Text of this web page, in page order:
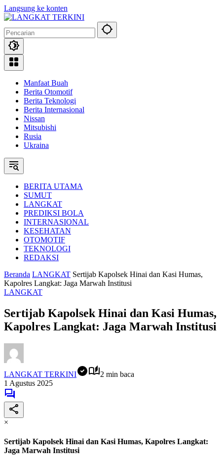
Langsung ke konten
Manfaat Buah
Berita Otomotif
Berita Teknologi
Berita Internasional
Nissan
Mitsubishi
Rusia
Ukraina
BERITA UTAMA
SUMUT
LANGKAT
PREDIKSI BOLA
INTERNASIONAL
KESEHATAN
OTOMOTIF
TEKNOLOGI
REDAKSI
Beranda LANGKAT Sertijab Kapolsek Hinai dan Kasi Humas,
Kapolres Langkat: Jaga Marwah Institusi
LANGKAT
Sertijab Kapolsek Hinai dan Kasi Humas,
Kapolres Langkat: Jaga Marwah Institusi
LANGKAT TERKINI
2 min baca
1 Agustus 2025
×
Sertijab Kapolsek Hinai dan Kasi Humas, Kapolres Langkat:
Jaga Marwah Institusi